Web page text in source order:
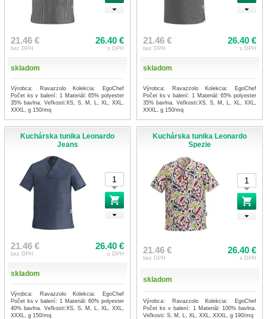
21.46 €
bez DPH
26.40 €
s DPH
skladom
Výrobca: Ravazzolo Kolekcia: EgoChef
Počet ks v balení: 1 Materiál: 65% polyester
35% bavlna. Veľkosti:XS, S, M, L, XL, XXL,
XXXL, g 150/mq
21.46 €
bez DPH
26.40 €
s DPH
skladom
Výrobca: Ravazzolo Kolekcia: EgoChef
Počet ks v balení: 1 Materiál: 65% polyester
35% bavlna. Veľkosti:XS, S, M, L, XL, XXL,
XXXL, g 150/mq
Kuchárska tunika Leonardo
Jeans
21.46 €
bez DPH
26.40 €
s DPH
skladom
Výrobca: Ravazzolo Kolekcia: EgoChef
Počet ks v balení: 1 Materiál: 60% polyester
40% bavlna. Veľkosti:XS, S, M, L, XL, XXL,
XXXL, g 150/mq
Kuchárska tunika Leonardo
Spezie
21.46 €
bez DPH
26.40 €
s DPH
skladom
Výrobca: Ravazzolo Kolekcia: EgoChef
Počet ks v balení: 1 Materiál: 100% bavlna.
Veľkosti: S, M, L, XL, XXL, XXXL, g 190/mq